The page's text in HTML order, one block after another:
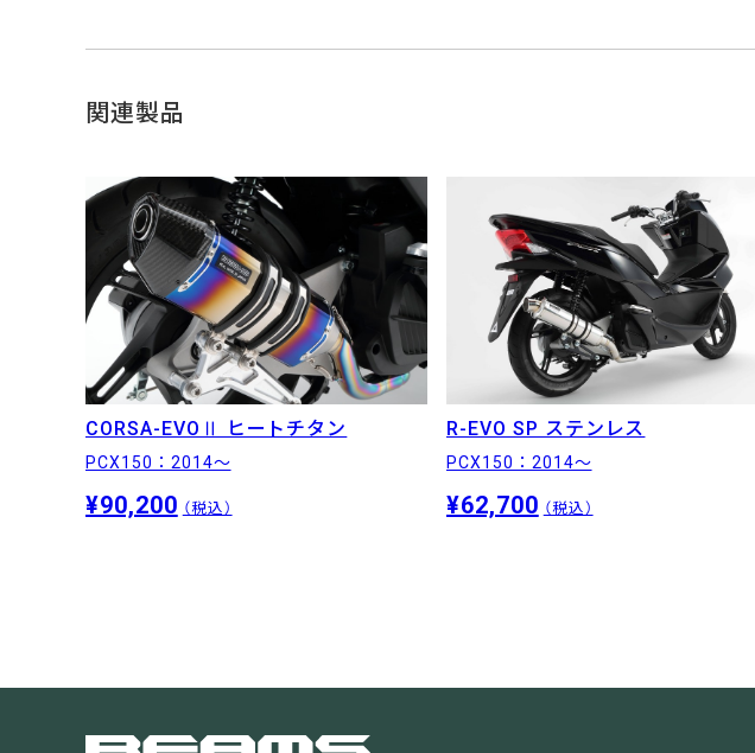
関連製品
CORSA-EVOⅡ ヒートチタン
PCX150：2014〜
¥90,200 （税込）
R-EVO SP ステンレス
PCX150：2014〜
¥62,700 （税込）